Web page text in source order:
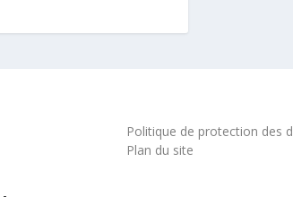
-
Politique de protection des
Plan du site